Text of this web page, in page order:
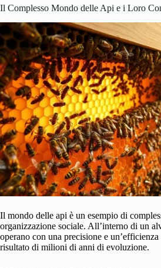
Il Complesso Mondo delle Api e i Loro
Il mondo delle api è un esempio di
organizzazione sociale. All’interno di un
operano con una precisione e
risultato di milioni di anni di evoluzione.